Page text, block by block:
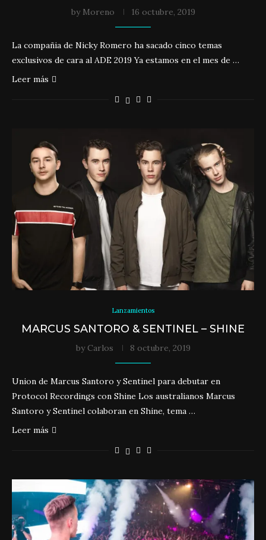
by Moreno 16 octubre, 2019
La compañia de Nicky Romero ha sacado cinco temas
exclusivos de cara al ADE 2019 Ya estamos en el mes de …
Leer más
Lanzamientos
MARCUS SANTORO & SENTINEL – SHINE
by Carlos 8 octubre, 2019
Union de Marcus Santoro y Sentinel para debutar en
Protocol Recordings con Shine Los australianos Marcus
Santoro y Sentinel colaboran en Shine, tema …
Leer más